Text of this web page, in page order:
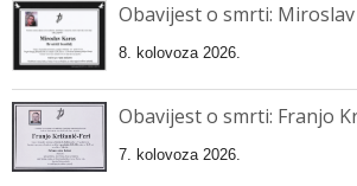
Obavijest o smrti:
8. kolovoza 2026.
Obavijest o smrti: Franjo
7. kolovoza 2026.